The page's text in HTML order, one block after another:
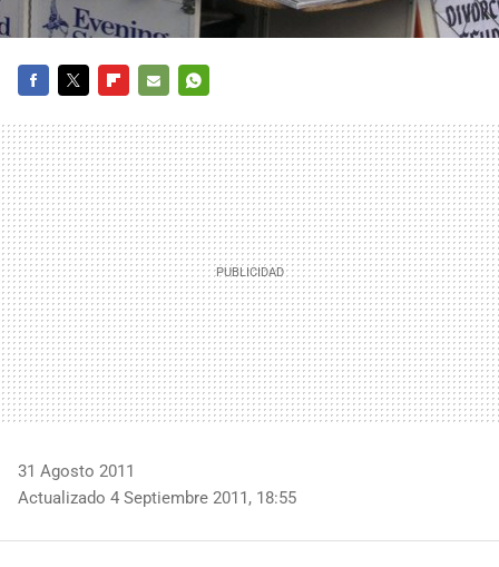
MAIL
31 Agosto 2011
Actualizado 4 Septiembre 2011, 18:55